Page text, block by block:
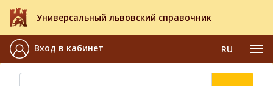
Универсальный львовский справочник
Вход в кабинет RU